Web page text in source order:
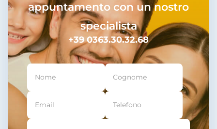
appuntamento con un nostro
specialista
+39 0363.30.32.68